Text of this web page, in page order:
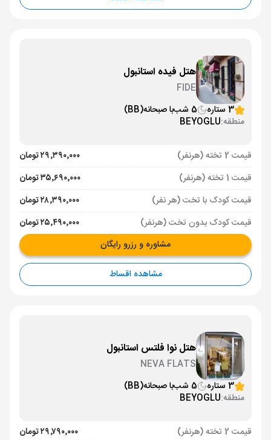
هتل فیده استانبول
FIDE
3 ستاره
5 شب با صبحانه(BB)
منطقه:BEYOGLU
قیمت 2 تخته (هرنفر)
۲۹٬۳۹۰٬۰۰۰ تومان
قیمت 1 تخته (هرنفر)
۳۵٬۶۹۰٬۰۰۰ تومان
قیمت کودک با تخت (هر نفر)
۲۸٬۳۹۰٬۰۰۰ تومان
قیمت کودک بدون تخت (هرنفر)
۲۵٬۴۹۰٬۰۰۰ تومان
مشاوره و رزرو رایگان
مشاهده اقساط
هتل نوا فلتس استانبول
NEVA FLATS
3 ستاره
5 شب با صبحانه(BB)
منطقه:BEYOGLU
قیمت 2 تخته (هرنفر)
۲۹٬۷۹۰٬۰۰۰ تومان